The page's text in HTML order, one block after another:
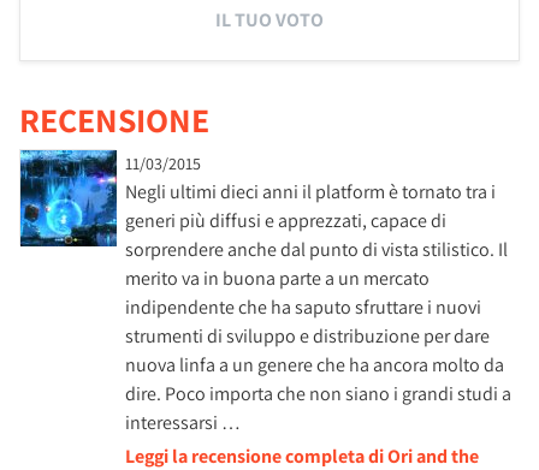
IL TUO VOTO
RECENSIONE
11/03/2015
Negli ultimi dieci anni il platform è tornato tra i
generi più diffusi e apprezzati, capace di
sorprendere anche dal punto di vista stilistico. Il
merito va in buona parte a un mercato
indipendente che ha saputo sfruttare i nuovi
strumenti di sviluppo e distribuzione per dare
nuova linfa a un genere che ha ancora molto da
dire. Poco importa che non siano i grandi studi a
interessarsi …
Leggi la recensione completa di Ori and the